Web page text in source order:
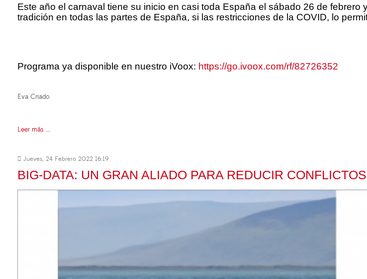
Este año el carnaval tiene su inicio en casi toda España el sábado 26 de
tradición en todas las partes de España, si las restricciones de la COVID, lo
Programa ya disponible en nuestro iVoox: https://go.ivoox.com/rf/82726352
Eva Criado
Leer más ...
Jueves, 24 Febrero 2022 16:19
BIG-DATA: UN GRAN ALIADO PARA REDUCIR